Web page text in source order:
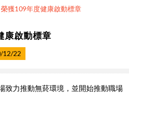
榮獲109年度健康啟動標章
康啟動標章
12/22
致力推動無菸環境，並開始推動職場